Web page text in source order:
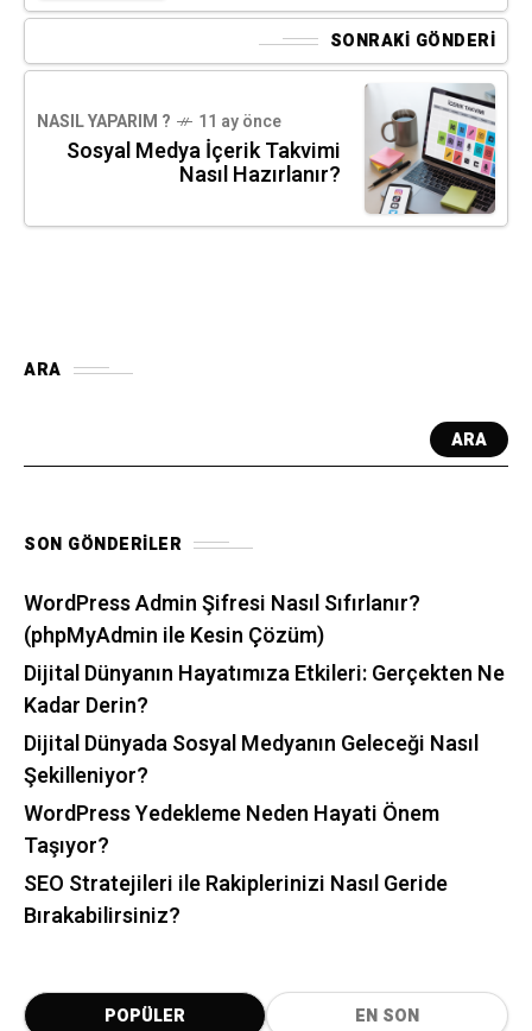
SONRAKI GÖNDERI
NASIL YAPARIM ? 11 ay önce
Sosyal Medya İçerik Takvimi
Nasıl Hazırlanır?
ARA
ARA
SON GÖNDERILER
WordPress Admin Şifresi Nasıl Sıfırlanır?
(phpMyAdmin ile Kesin Çözüm)
Dijital Dünyanın Hayatımıza Etkileri: Gerçekten Ne
Kadar Derin?
Dijital Dünyada Sosyal Medyanın Geleceği Nasıl
Şekilleniyor?
WordPress Yedekleme Neden Hayati Önem
Taşıyor?
SEO Stratejileri ile Rakiplerinizi Nasıl Geride
Bırakabilirsiniz?
POPÜLER EN SON